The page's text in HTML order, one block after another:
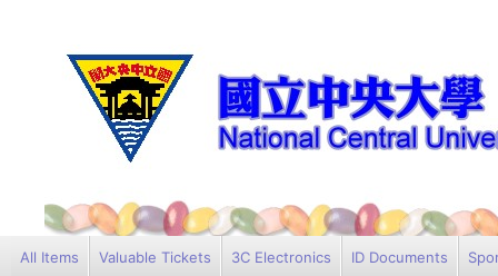
All Items Valuable Tickets 3C Electronics ID Documents